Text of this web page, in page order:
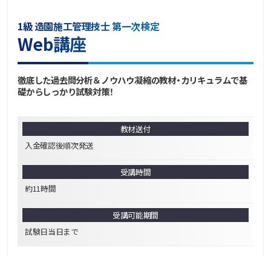
1級 造園施工管理技士 第一次検定
Web講座
徹底した過去問分析＆ノウハウ凝縮の教材・カリキュラムで基
礎からしっかり試験対策！
教材送付
入金確認後順次発送
受講時間
約11時間
受講可能期間
試験日当日まで